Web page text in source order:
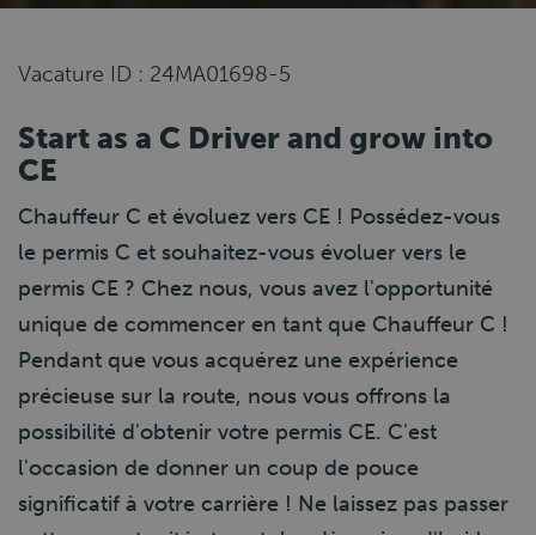
Vacature ID : 24MA01698-5
Start as a C Driver and grow into
CE
Chauffeur C et évoluez vers CE ! Possédez-vous
le permis C et souhaitez-vous évoluer vers le
permis CE ? Chez nous, vous avez l'opportunité
unique de commencer en tant que Chauffeur C !
Pendant que vous acquérez une expérience
précieuse sur la route, nous vous offrons la
possibilité d'obtenir votre permis CE. C'est
l'occasion de donner un coup de pouce
significatif à votre carrière ! Ne laissez pas passer